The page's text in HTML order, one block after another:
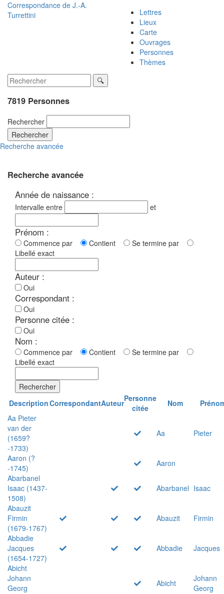
Correspondance de J.-A.
Turrettini
Lettres
Lieux
Carte
Ouvrages
Personnes
Thèmes
7819 Personnes
Rechercher
Rechercher
Recherche avancée
Recherche avancée
Année de naissance :
Intervalle entre et
Prénom :
Commence par Contient
Se termine par
Libellé exact
Auteur :
Oui
Correspondant :
Oui
Personne citée :
Oui
Nom :
Commence par Contient
Se termine par
Libellé exact
Rechercher
DescriptionCorrespondantAuteurPersonne
citée
Nom
Aa Pieter
van der
(1659?
-1733)
Aa Pieter
Aaron (?
-1745)
Aaron
Abarbanel
Isaac (1437-
1508)
Abarbanel Isaac
Abauzit
Firmin
(1679-1767)
Abauzit
Firmin
Abbadie
Jacques
(1654-1727)
Abbadie
Jacques
Abicht
Johann
Georg
Abicht
Johann
Georg